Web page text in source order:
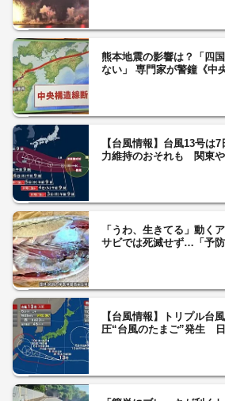
熊本地震の影響は？「四
ない」 専門家が警鐘《中
【台風情報】台風13号
力維持のおそれも 関東
「うわ、生きてる」動く
サビでは死滅せず…「予
【台風情報】トリプル
圧“台風のたまご”発生